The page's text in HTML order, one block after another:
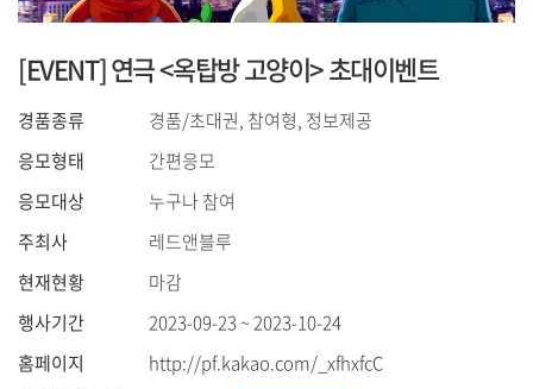
[EVENT] 연극 <옥탑방 고양이> 초대이벤트
경품종류
경품/초대권, 참여형, 정보제공
응모형태
간편응모
응모대상
누구나 참여
주최사
레드앤블루
현재현황
마감
행사기간
2023-09-23 ~ 2023-10-24
홈페이지
http://pf.kakao.com/_xfhxfcC